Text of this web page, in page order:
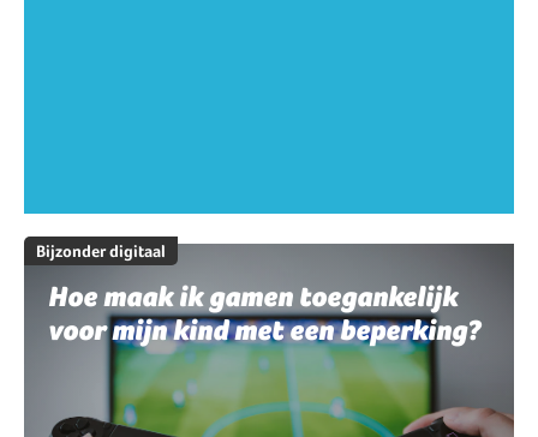
Bijzonder digitaal
Hoe maak ik gamen toegankelijk
voor mijn kind met een beperking?